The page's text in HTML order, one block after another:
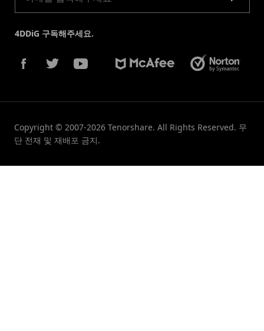
4DDiG 구독해주세요.
Copyright © 2007-2026 Tenorshare. All Rights Reserved. 무
단 전재 및 재배포 금지.